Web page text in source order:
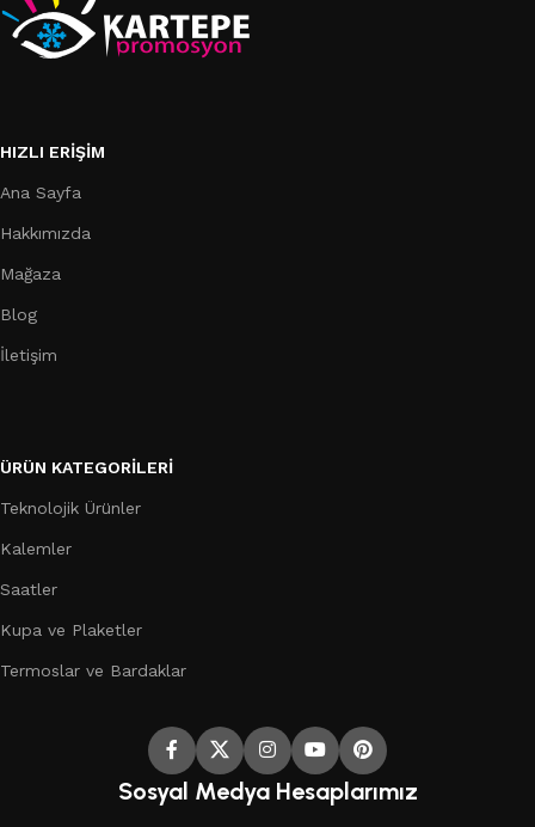
HIZLI ERIŞIM
Ana Sayfa
Hakkımızda
Mağaza
Blog
İletişim
ÜRÜN KATEGORILERI
Teknolojik Ürünler
Kalemler
Saatler
Kupa ve Plaketler
Termoslar ve Bardaklar
Sosyal Medya Hesaplarımız